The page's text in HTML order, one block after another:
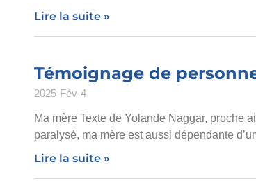
Lire la suite »
Témoignage de
2025-Fév-4
Ma mère Texte de Yolande Naggar, proche
paralysé, ma mère est aussi dépendante
Lire la suite »